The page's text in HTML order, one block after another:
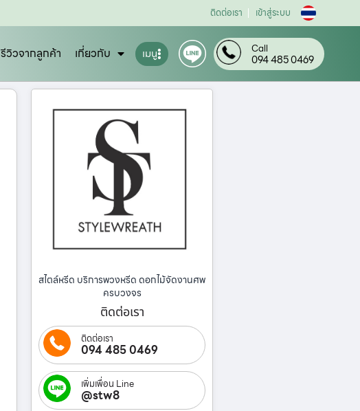
ติดต่อเรา เข้าสู่ระบบ
รีวิวจากลูกค้า เกี่ยวกับ เมนู Call
094 485 0469
สไตล์หรีด บริการพวงหรีด ดอกไม้จัดงานศพ
ครบวงจร
ติดต่อเรา
ติดต่อเรา
094 485 0469
เพิ่มเพื่อน Line
@stw8